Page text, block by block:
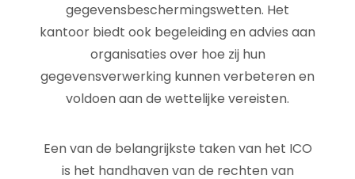
gegevensbeschermingswetten. Het
kantoor biedt ook begeleiding en advies aan
organisaties over hoe zij hun
gegevensverwerking kunnen verbeteren en
voldoen aan de wettelijke vereisten.
Een van de belangrijkste taken van het ICO
is het handhaven van de rechten van